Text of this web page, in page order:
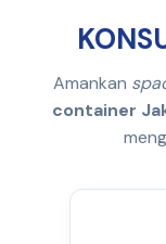
Amankan
container